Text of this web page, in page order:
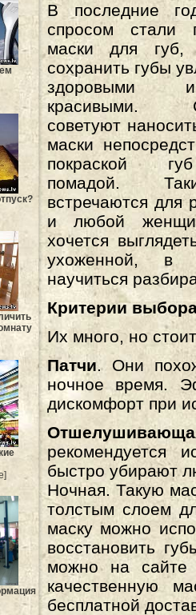
В последние
спросом стали
маски для губ,
сохранить губы
здоровыми
красивыми.
советуют
маски
покраской
помадой.
встречаются для
и любой
хочется
ухоженной, в
научиться
Критерии
Их много, но
Патчи. Они
ночное время.
дискомфорт при
рекомендуется
быстро убирают
Ночная. Такую
толстым слоем
маску можно
восстановить
можно на
качественную
бесплатной